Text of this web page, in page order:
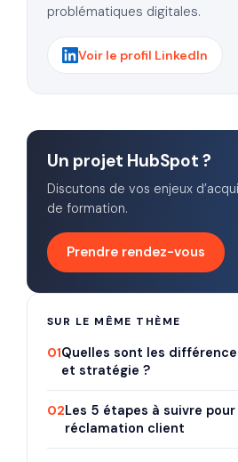
problématiques digitales.
Voir le profil LinkedIn
Un projet HubSpot ?
Discutons de vos enjeux
de formation.
Prendre rendez-vous
SUR LE MÊME THÈME
01Quelles sont les
et stratégie ?
02Les 5 étapes à suivre
réclamation client